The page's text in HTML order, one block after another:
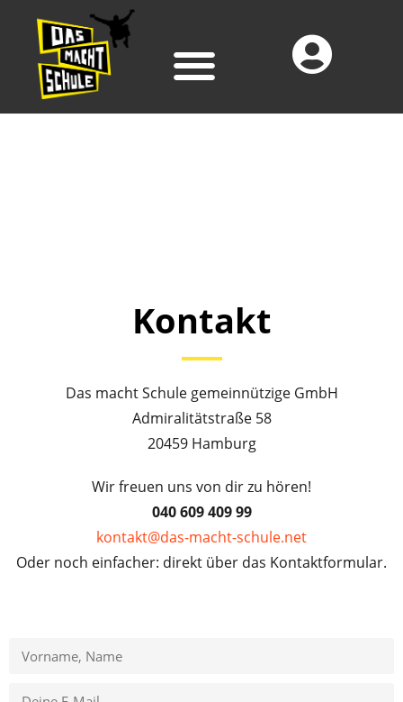
Kontakt
Das macht Schule gemeinnützige GmbH
Admiralitätstraße 58
20459 Hamburg
Wir freuen uns von dir zu hören!
040 609 409 99
kontakt@das-macht-schule.net
Oder noch einfacher: direkt über das Kontaktformular.